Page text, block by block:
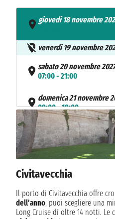
giovedì 18 novembre
venerdì 19 novembre
sabato 20 novembre
07:00 - 21:00
domenica 21 novembre
09:00 - 18:00
lunedì 22 novembre 2027
08:00 - 17:00
martedì 23 novembre
08:00 - 19:00
mercoledì 24 novembre
07:00 - 20:00
Civitavecchia
Il porto di Civitavecchia offre
dell’anno, puoi scegliere una
Long Cruise di oltre 14 notti. Le